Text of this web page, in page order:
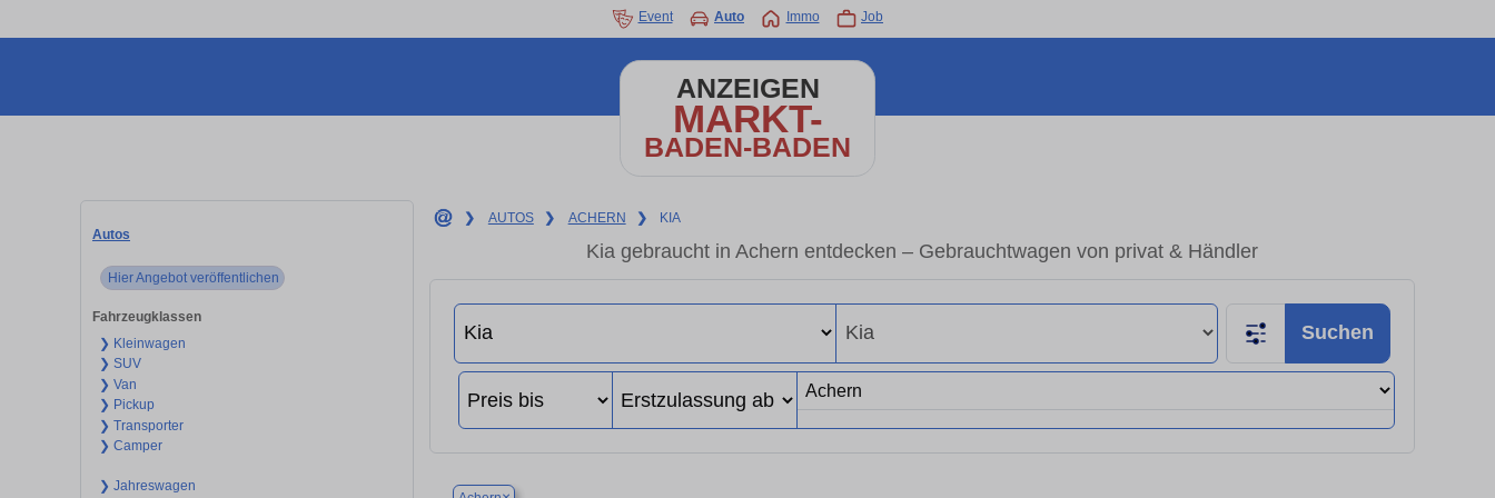
Event Auto Immo Job
ANZEIGEN
MARKT-
BADEN-BADEN
Autos
Hier Angebot veröffentlichen
Fahrzeugklassen
❯ Kleinwagen
❯ SUV
❯ Van
❯ Pickup
❯ Transporter
❯ Camper
❯ Jahreswagen
❯ AUTOS ❯ ACHERN ❯ KIA
Kia gebraucht in Achern entdecken – Gebrauchtwagen von privat & Händler
Suchen